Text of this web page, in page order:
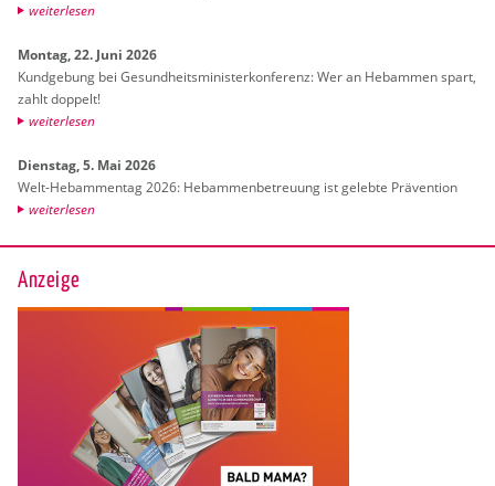
wei­ter­le­sen
Mon­tag, 22. Juni 2026
Kund­ge­bung bei Ge­sund­heits­mi­nis­ter­kon­fe­renz: Wer an Heb­am­men spart,
zahlt dop­pelt!
wei­ter­le­sen
Diens­tag, 5. Mai 2026
Welt-Heb­am­men­tag 2026: Heb­am­men­be­treu­ung ist ge­leb­te Prä­ven­ti­on
wei­ter­le­sen
Anzeige